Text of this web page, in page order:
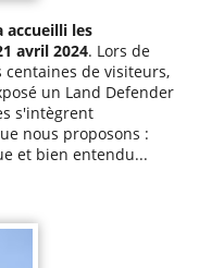
accueilli les
avril 2024. Lors de
de visiteurs,
un Land Defender
s'intègrent
nous proposons :
et bien entendu...